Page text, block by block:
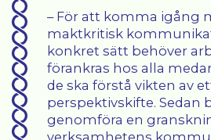
– För att komma igång
maktkritisk
konkret sätt behöver
förankras hos alla
de ska förstå vikten av
perspektivskifte. Sedan
genomföra en
verksamhetens